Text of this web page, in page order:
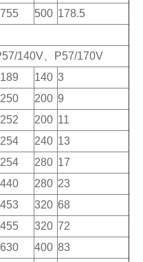
755 500 178.5
140V、P57/170V
189 140 3
250 200 9
252 200 11
254 240 13
254 280 17
440 280 23
453 320 68
455 320 72
630 400 83